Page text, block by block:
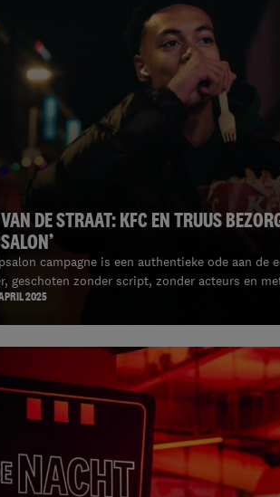
DE STRAAT: KFC EN TRUUS
campagne is een authentieke ode aan de
geschoten zonder script, zonder acteurs en
2025